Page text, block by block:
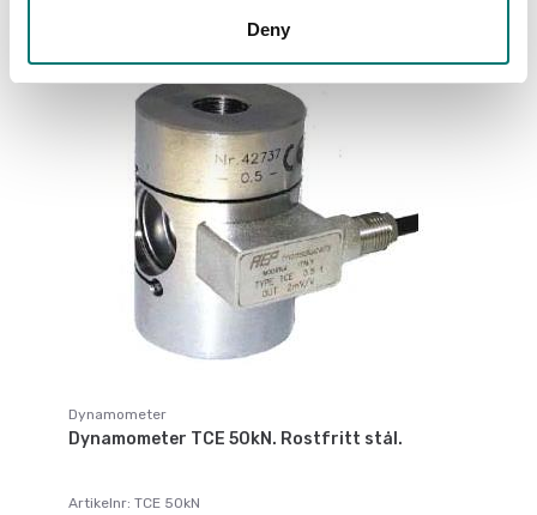
Deny
Dynamometer
Dynamometer TCE 50kN. Rostfritt stål.
Artikelnr: TCE 50kN